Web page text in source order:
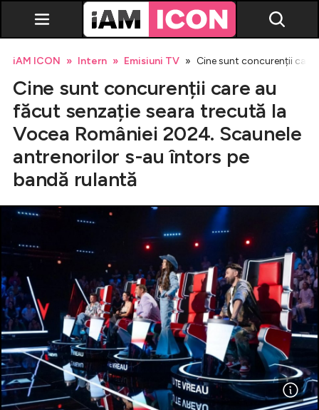
Vedete
Breaking news
Evenimente
Horoscop
Lifestyle
Celebrități
Breaking News
iAM ICON Intern Emisiuni TV Cine sunt concurenții
Cine sunt concurenții care au
făcut senzație seara trecută la
Vocea României 2024. Scaunele
antrenorilor s-au întors pe
bandă rulantă